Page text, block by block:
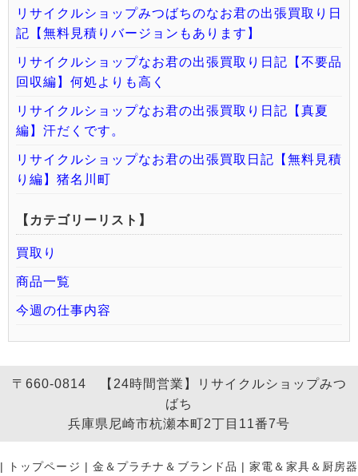
リサイクルショップみつばちのなお君の出張買取り日
記【無料見積りバージョンもあります】
リサイクルショップなお君の出張買取り日記【不要品
回収編】何処よりも高く
リサイクルショップなお君の出張買取り日記【真夏
編】汗だくです。
リサイクルショップなお君の出張買取日記【無料見積
り編】猪名川町
【カテゴリーリスト】
買取り
商品一覧
今週の仕事内容
〒660-0814 【24時間営業】リサイクルショップみつ
ばち
兵庫県尼崎市杭瀬本町2丁目11番7号
| トップページ | 金＆プラチナ＆ブランド品 |家電＆家具＆厨房器